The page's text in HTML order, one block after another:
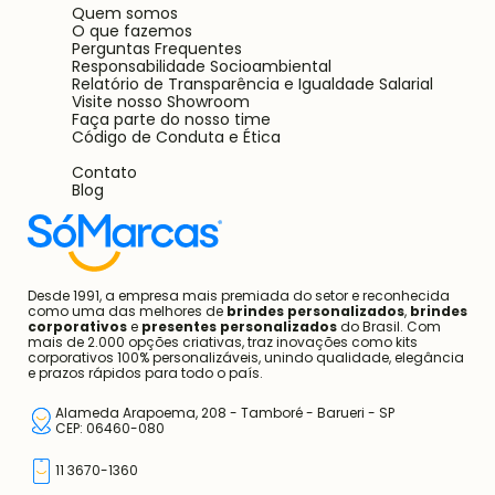
Desde 1991, a empresa mais premiada do setor e reconhecida
como uma das melhores de brindes personalizados, brindes
corporativose presentes personalizadosdo Brasil. Com
mais de 2.000 opções criativas, traz inovações como kits
corporativos 100% personalizáveis, unindo qualidade, elegância
e prazos rápidos para todo o país.
Alameda Arapoema, 208 - Tamboré - Barueri - SP
CEP: 06460-080
11 3670-1360
Quem somos
O que fazemos
Perguntas Frequentes
Responsabilidade Socioambiental
Relatório de Transparência e Igualdade Salarial
Visite nosso Showroom
Faça parte do nosso time
Código de Conduta e Ética
Contato
Blog